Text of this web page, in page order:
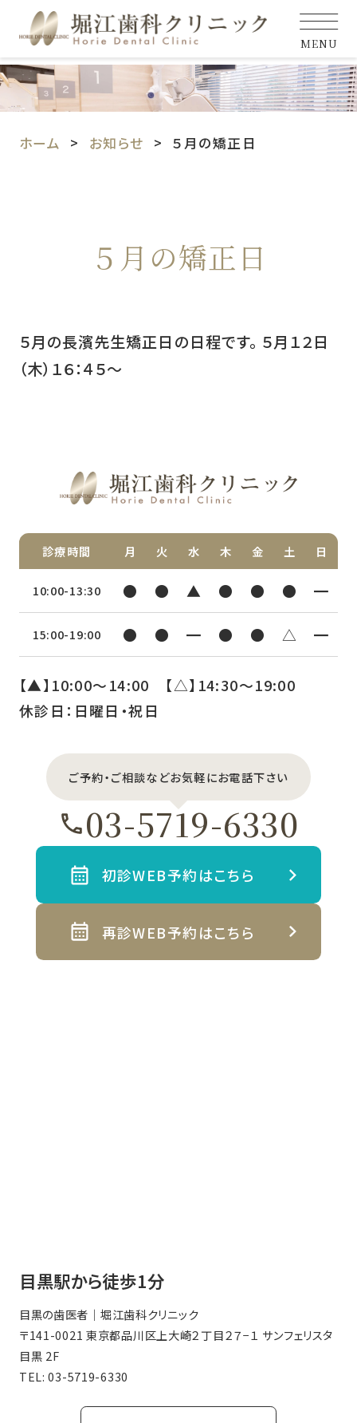
MENU
ホーム お知らせ ５月の矯正日
５月の矯正日
５月の長濱先生矯正日の日程です。 ５月１２日
（木）１６：４５～
診療時間 月 火 水 木 金 土 日
10:00-13:30 ● ● ▲ ● ● ● ━
15:00-19:00 ● ● ━ ● ● △ ━
【▲】10:00〜14:00 【△】14:30〜19:00
休診日：日曜日・祝日
ご予約・ご相談などお気軽にお電話下さい
03-5719-6330
初診WEB予約はこちら
再診WEB予約はこちら
目黒駅から徒歩1分
目黒の歯医者｜堀江歯科クリニック
〒141-0021 東京都品川区上大崎２丁目２７−１ サンフェリスタ
目黒 2F
TEL:03-5719-6330